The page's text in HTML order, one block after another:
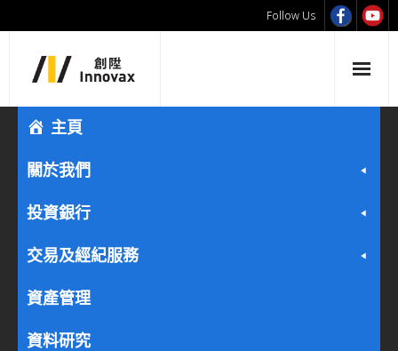
Follow Us
主頁
關於我們
投資銀行
交易及經紀服務
資產管理
資料研究